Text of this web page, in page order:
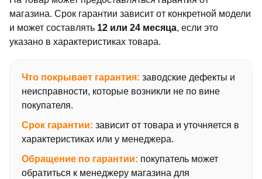
магазина. Срок гарантии зависит от конкретной модели
и может составлять 12 или 24 месяца, если это
указано в характеристиках товара.
Что покрывает гарантия: заводские дефекты и
неисправности, которые возникли не по вине
покупателя.
Срок гарантии: зависит от товара и уточняется в
характеристиках или у менеджера.
Обращение по гарантии: покупатель может
обратиться к менеджеру магазина для